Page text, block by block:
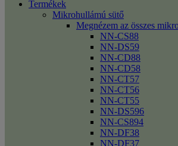
Termékek
Mikrohullámú sütő
Megnézem az összes
NN-CS88
NN-DS59
NN-CD88
NN-CD58
NN-CT57
NN-CT56
NN-CT55
NN-DS596
NN-CS894
NN-DF38
NN-DF37